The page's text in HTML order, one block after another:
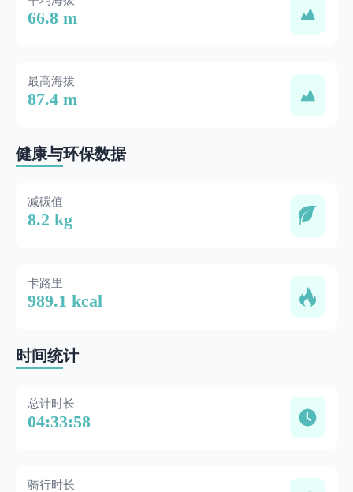
66.8 m
最高海拔
87.4 m
健康与环保数据
减碳值
8.2 kg
卡路里
989.1 kcal
时间统计
总计时长
04:33:58
骑行时长